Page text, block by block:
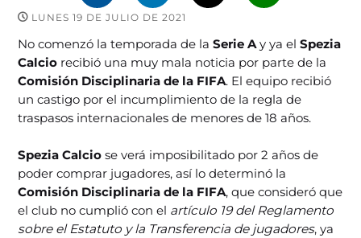
LUNES 19 DE JULIO DE 2021
No comenzó la temporada de laSerie Ay ya elSpezia
Calcio recibió una muy mala noticia por parte de la
Comisión Disciplinaria de la FIFA. El equipo recibió
un castigo por el incumplimiento de la regla de
traspasos internacionales de menores de 18 años.
Spezia Calcio se verá imposibilitado por 2 años de
poder comprar jugadores, así lo determinó la
Comisión Disciplinaria de la FIFA, que consideró que
el club no cumplió con el artículo 19 del Reglamento
sobre el Estatuto y la Transferencia de jugadores, ya